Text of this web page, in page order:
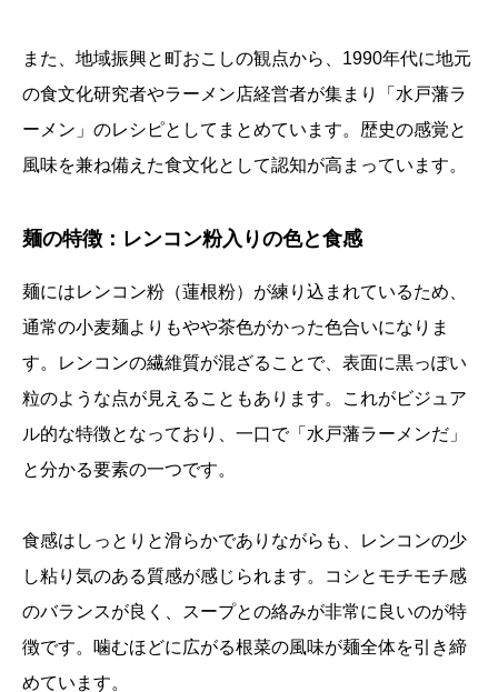
また、地域振興と町おこしの観点から、1990年代に地元
の食文化研究者やラーメン店経営者が集まり「水戸藩ラ
ーメン」のレシピとしてまとめています。歴史の感覚と
風味を兼ね備えた食文化として認知が高まっています。
麺の特徴：レンコン粉入りの色と食感
麺にはレンコン粉（蓮根粉）が練り込まれているため、
通常の小麦麺よりもやや茶色がかった色合いになりま
す。レンコンの繊維質が混ざることで、表面に黒っぽい
粒のような点が見えることもあります。これがビジュア
ル的な特徴となっており、一口で「水戸藩ラーメンだ」
と分かる要素の一つです。
食感はしっとりと滑らかでありながらも、レンコンの少
し粘り気のある質感が感じられます。コシとモチモチ感
のバランスが良く、スープとの絡みが非常に良いのが特
徴です。噛むほどに広がる根菜の風味が麺全体を引き締
めています。